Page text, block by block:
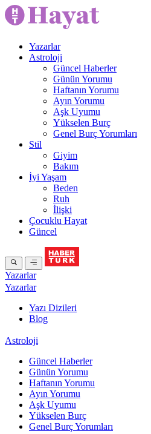
Yazarlar
Astroloji
Güncel Haberler
Günün Yorumu
Haftanın Yorumu
Ayın Yorumu
Aşk Uyumu
Yükselen Burç
Genel Burç Yorumları
Stil
Giyim
Bakım
İyi Yaşam
Beden
Ruh
İlişki
Çocuklu Hayat
Güncel
Yazarlar
Yazarlar
Yazı Dizileri
Blog
Astroloji
Güncel Haberler
Günün Yorumu
Haftanın Yorumu
Ayın Yorumu
Aşk Uyumu
Yükselen Burç
Genel Burç Yorumları